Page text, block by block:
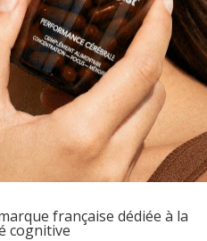
française dédiée à la
cognitive